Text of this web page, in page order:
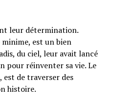
leur détermination.
minime, est un bien
du ciel, leur avait lancé
pour réinventer sa vie. Le
est de traverser des
histoire.